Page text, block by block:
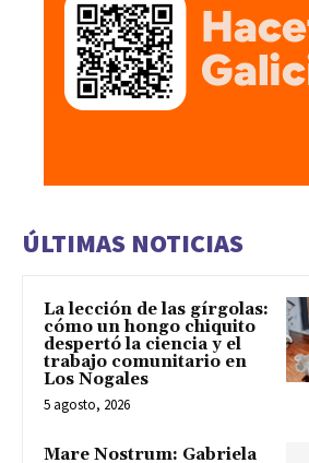
ÚLTIMAS NOTICIAS
La lección de las gírgolas:
cómo un hongo chiquito
despertó la ciencia y el
trabajo comunitario en
Los Nogales
5 agosto, 2026
Mare Nostrum: Gabriela